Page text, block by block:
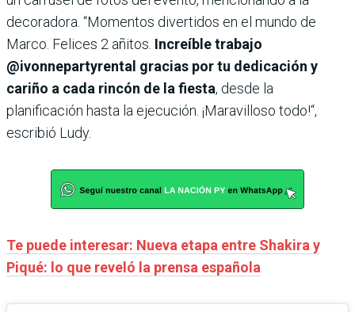
decoradora. “Momentos divertidos en el mundo de
Marco. Felices 2 añitos. Increíble trabajo
@ivonnepartyrental gracias por tu dedicación y
cariño a cada rincón de la fiesta, desde la
planificación hasta la ejecución. ¡Maravilloso todo!“,
escribió Ludy.
Te puede interesar: Nueva etapa entre Shakira y
Piqué: lo que reveló la prensa española